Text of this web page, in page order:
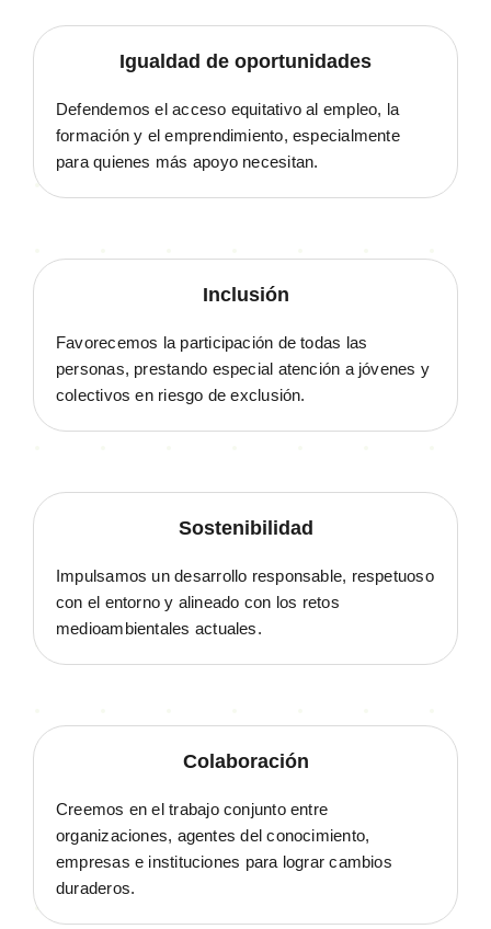
Igualdad de oportunidades
Defendemos el acceso equitativo al empleo, la
formación y el emprendimiento, especialmente
para quienes más apoyo necesitan.
Inclusión
Favorecemos la participación de todas las
personas, prestando especial atención a jóvenes y
colectivos en riesgo de exclusión.
Sostenibilidad
Impulsamos un desarrollo responsable, respetuoso
con el entorno y alineado con los retos
medioambientales actuales.
Colaboración
Creemos en el trabajo conjunto entre
organizaciones, agentes del conocimiento,
empresas e instituciones para lograr cambios
duraderos.